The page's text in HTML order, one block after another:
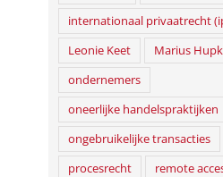
internationaal privaatrecht
Leonie Keet
Marius
ondernemers
oneerlijke handelspraktijken
ongebruikelijke transacties
procesrecht
remote